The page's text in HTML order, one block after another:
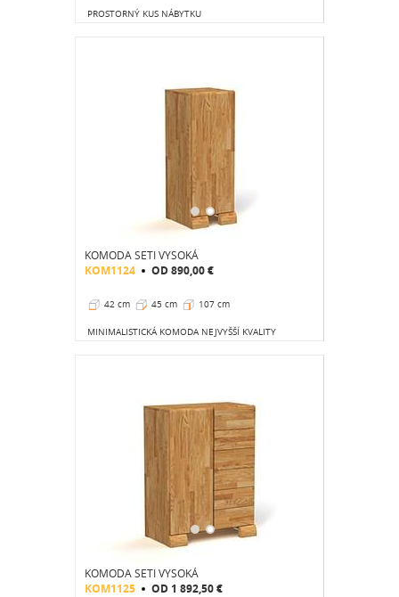
PROSTORNÝ KUS NÁBYTKU
KOMODA SETI VYSOKÁ
KOM1124 OD890,00 €
42 cm 45 cm 107 cm
MINIMALISTICKÁ KOMODA NEJVYŠŠÍ KVALITY
KOMODA SETI VYSOKÁ
KOM1125 OD 1 892,50 €